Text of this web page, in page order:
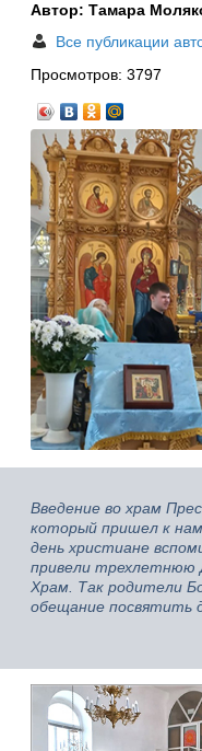
Автор: Тамара
Все публикации
Просмотров: 3797
Введение во храм
который пришел к
день христиане
привели трехлетнюю
Храм. Так родители
обещание посвятить